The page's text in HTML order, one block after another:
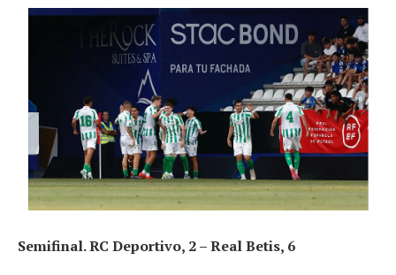
Semifinal. RC Deportivo, 2 – Real Betis, 6